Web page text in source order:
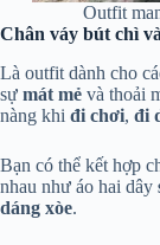
Outfit
Chân váy bút chì
Là outfit dành cho
sự mát mẻ và thoải
nàng khi đi chơi, đi
Bạn có thể kết hợp
nhau như áo hai dây
dáng xòe.